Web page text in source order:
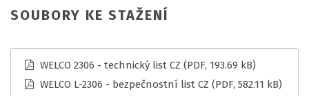
SOUBORY KE STAŽENÍ
WELCO 2306 - technický list CZ (PDF, 193.69 kB)
WELCO L-2306 - bezpečnostní list CZ (PDF, 582.11 kB)